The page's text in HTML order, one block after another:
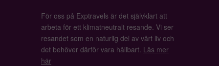
För oss på Exptravels är det självklart att
arbeta för ett klimatneutralt resande. Vi ser
resandet som en naturlig del av vårt liv och
det behöver därför vara hållbart. Läs mer
här